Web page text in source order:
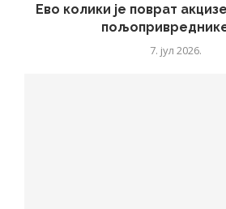
Ево колики је поврат
7. јул 2026.